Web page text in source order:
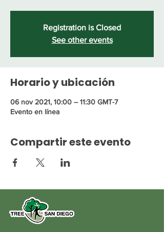
Registration is Closed
See other events
Horario y ubicación
06 nov 2021, 10:00 – 11:30 GMT-7
Evento en línea
Compartir este evento